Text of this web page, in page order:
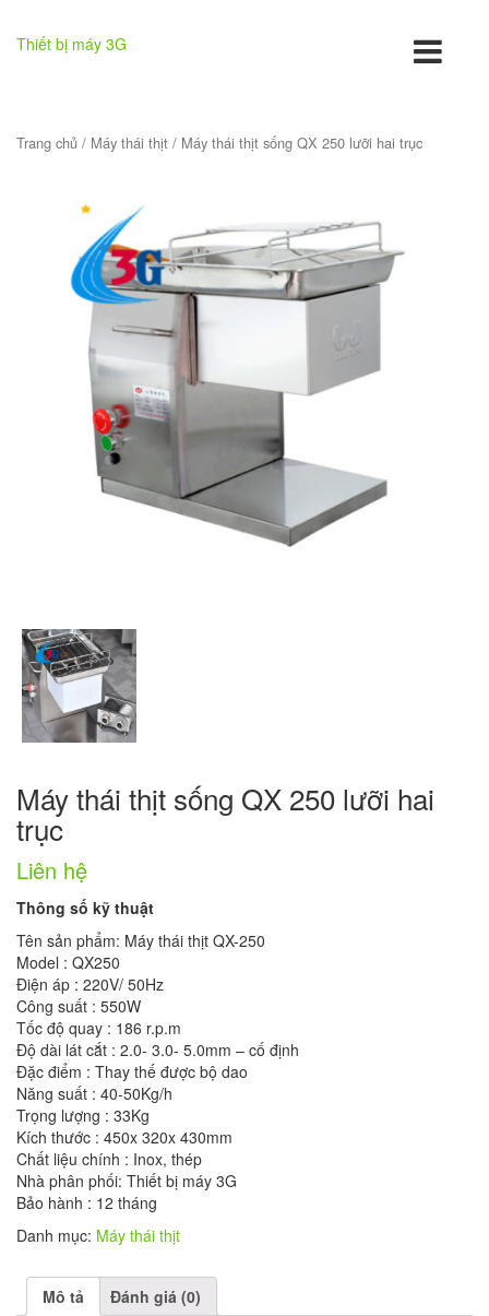
Thiết bị máy 3G
Trang chủ / Máy thái thịt / Máy thái thịt sống QX 250 lưỡi hai trục
Máy thái thịt sống QX 250 lưỡi hai
trục
Liên hệ
Thông số kỹ thuật
Tên sản phẩm: Máy thái thịt QX-250
Model : QX250
Điện áp : 220V/ 50Hz
Công suất : 550W
Tốc độ quay : 186 r.p.m
Độ dài lát cắt : 2.0- 3.0- 5.0mm – cố định
Đặc điểm : Thay thế được bộ dao
Năng suất : 40-50Kg/h
Trọng lượng : 33Kg
Kích thước : 450x 320x 430mm
Chất liệu chính : Inox, thép
Nhà phân phối: Thiết bị máy 3G
Bảo hành : 12 tháng
Danh mục: Máy thái thịt
Mô tả Đánh giá (0)